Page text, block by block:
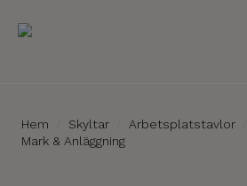
Hem Skyltar Arbetsplatstavlor
Mark & Anläggning